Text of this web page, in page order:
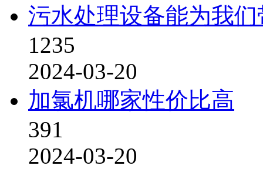
污水处理设备能为我
1235
2024-03-20
加氯机哪家性价比高
391
2024-03-20